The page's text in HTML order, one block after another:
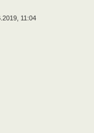
11:04